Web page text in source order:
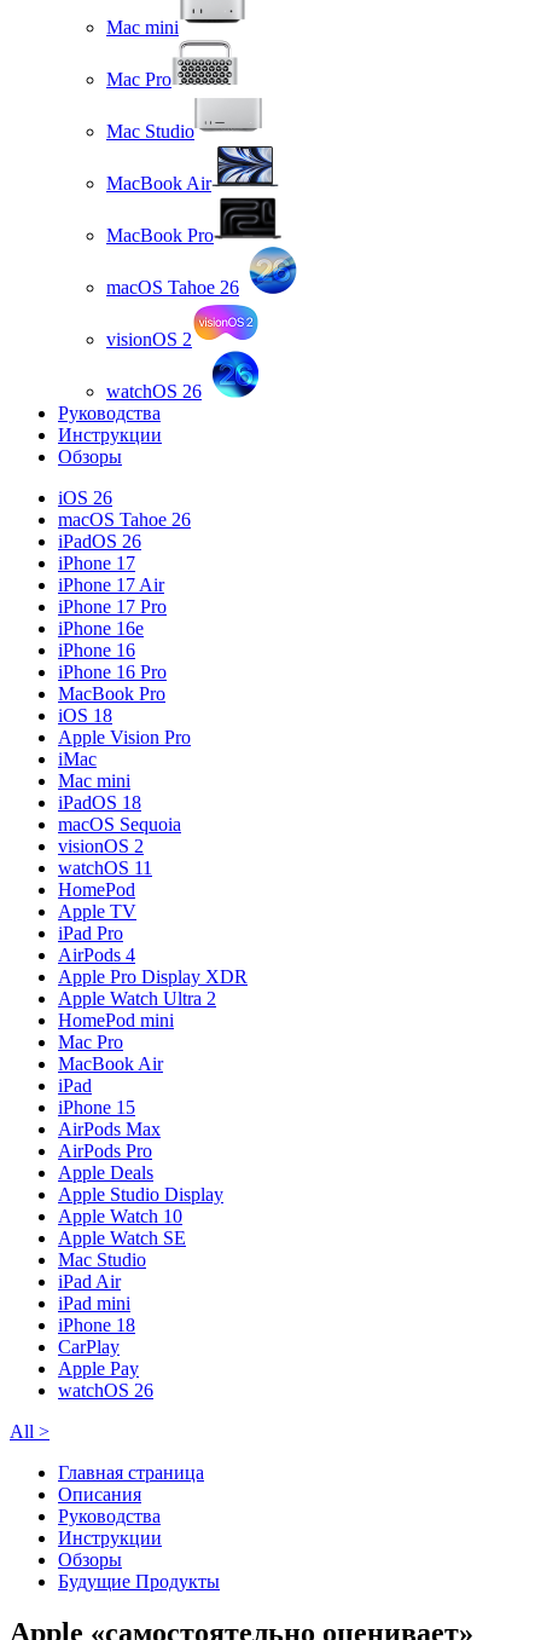
Mac mini
Mac Pro
Mac Studio
MacBook Air
MacBook Pro
macOS Tahoe 26
visionOS 2
watchOS 26
Руководства
Инструкции
Обзоры
iOS 26
macOS Tahoe 26
iPadOS 26
iPhone 17
iPhone 17 Air
iPhone 17 Pro
iPhone 16e
iPhone 16
iPhone 16 Pro
MacBook Pro
iOS 18
Apple Vision Pro
iMac
Mac mini
iPadOS 18
macOS Sequoia
visionOS 2
watchOS 11
HomePod
Apple TV
iPad Pro
AirPods 4
Apple Pro Display XDR
Apple Watch Ultra 2
HomePod mini
Mac Pro
MacBook Air
iPad
iPhone 15
AirPods Max
AirPods Pro
Apple Deals
Apple Studio Display
Apple Watch 10
Apple Watch SE
Mac Studio
iPad Air
iPad mini
iPhone 18
CarPlay
Apple Pay
watchOS 26
All >
Главная страница
Описания
Руководства
Инструкции
Обзоры
Будущие Продукты
Apple «самостоятельно оценивает»